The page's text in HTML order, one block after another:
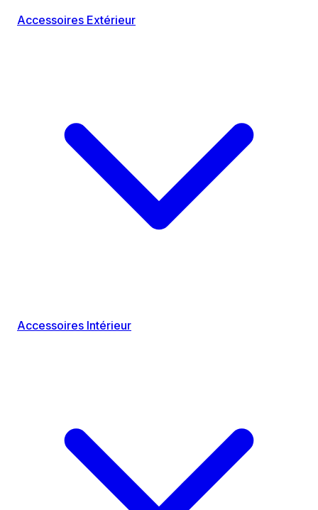
Accessoires Extérieur
Accessoires Intérieur